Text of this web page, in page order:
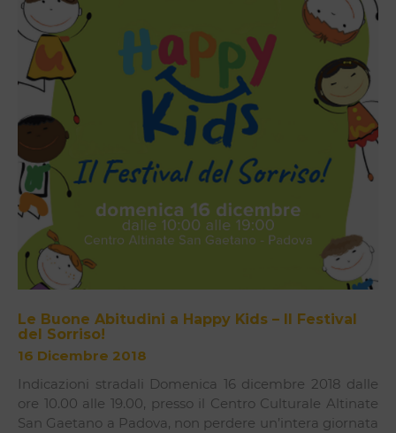
Le Buone Abitudini a Happy Kids – Il Festival
del Sorriso!
16 Dicembre 2018
Indicazioni stradali Domenica 16 dicembre 2018 dalle
ore 10.00 alle 19.00, presso il Centro Culturale Altinate
San Gaetano a Padova, non perdere un’intera giornata